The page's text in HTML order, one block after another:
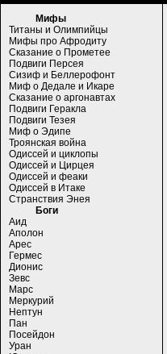
Мифы
Титаны и Олимпийцы
Мифы про Афродиту
Сказание о Прометее
Подвиги Персея
Сизиф и Беллерофонт
Миф о Дедале и Икаре
Сказание о аргонавтах
Подвиги Геракла
Подвиги Тезея
Миф о Эдипе
Троянская война
Одиссей и циклопы
Одиссей и Цирцея
Одиссей и феаки
Одиссей в Итаке
Странствия Энея
Боги
Аид
Аполон
Арес
Гермес
Дионис
Зевс
Марс
Меркурий
Нептун
Пан
Посейдон
Уран